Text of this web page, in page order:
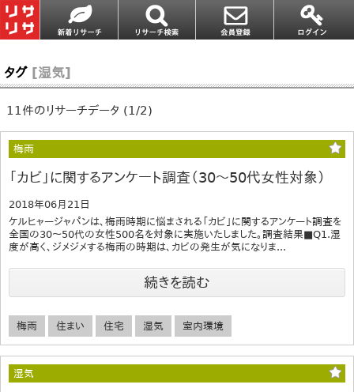
タグ [湿気]
11件のリサーチデータ (1/2)
梅雨
「カビ」に関するアンケート調査（30～50代女性対象）
2018年06月21日
ケルヒャージャパンは、梅雨時期に悩まされる「カビ」に関するアンケート調査を
全国の30～50代の女性500名を対象に実施いたしました。調査結果■Q1.湿
度が高く、ジメジメする梅雨の時期は、カビの発生が気になりま...
続きを読む
梅雨 住まい 住宅 湿気 室内環境
湿気